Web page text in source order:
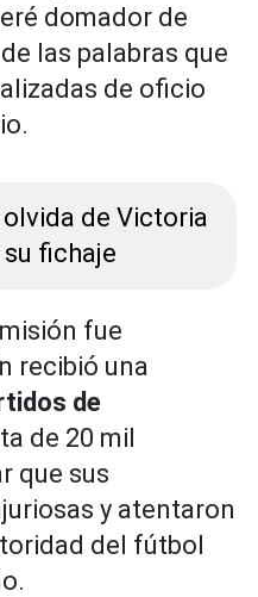
domador de
las palabras que
de oficio
de Victoria
fichaje
fue
recibió una
de
de 20 mil
que sus
y atentaron
del fútbol